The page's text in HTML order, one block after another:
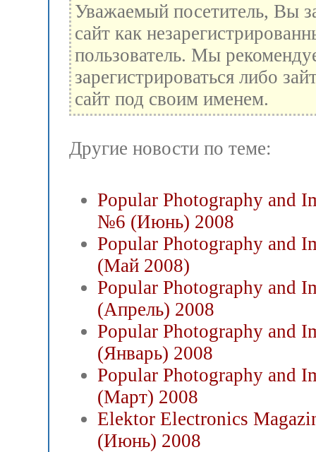
Уважаемый посетитель, Вы
сайт как
пользователь. Мы
зарегистрироваться либо
сайт под своим именем.
Другие новости по теме:
Popular Photography and
№6 (Июнь) 2008
Popular Photography and
(Май 2008)
Popular Photography and
(Апрель) 2008
Popular Photography and
(Январь) 2008
Popular Photography and
(Март) 2008
Elektor Electronics
(Июнь) 2008